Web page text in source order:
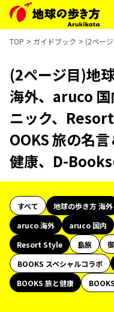
TOP ガイドブック (2ペー
(2ページ目)地
海外、aruco
ニック、
OOKS 旅の名
健康、D-
すべて 地球の歩き方 海外
aruco 海外
aruco 国内
Resort Style
島旅
BOOKS スペシャルコラボ
BOOKS 旅と健康